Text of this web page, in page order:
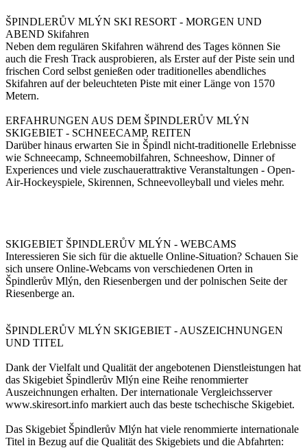
ŠPINDLERŮV MLÝN SKI RESORT - MORGEN UND
ABEND Skifahren
Neben dem regulären Skifahren während des Tages können Sie
auch die Fresh Track ausprobieren, als Erster auf der Piste sein und
frischen Cord selbst genießen oder traditionelles abendliches
Skifahren auf der beleuchteten Piste mit einer Länge von 1570
Metern.
ERFAHRUNGEN AUS DEM ŠPINDLERŮV MLÝN
SKIGEBIET - SCHNEECAMP, REITEN
Darüber hinaus erwarten Sie in Špindl nicht-traditionelle Erlebnisse
wie Schneecamp, Schneemobilfahren, Schneeshow, Dinner of
Experiences und viele zuschauerattraktive Veranstaltungen - Open-
Air-Hockeyspiele, Skirennen, Schneevolleyball und vieles mehr.
SKIGEBIET ŠPINDLERŮV MLÝN - WEBCAMS
Interessieren Sie sich für die aktuelle Online-Situation? Schauen Sie
sich unsere Online-Webcams von verschiedenen Orten in
Špindlerův Mlýn, den Riesenbergen und der polnischen Seite der
Riesenberge an.
ŠPINDLERŮV MLÝN SKIGEBIET - AUSZEICHNUNGEN
UND TITEL
Dank der Vielfalt und Qualität der angebotenen Dienstleistungen hat
das Skigebiet Špindlerův Mlýn eine Reihe renommierter
Auszeichnungen erhalten. Der internationale Vergleichsserver
www.skiresort.info markiert auch das beste tschechische Skigebiet.
Das Skigebiet Špindlerův Mlýn hat viele renommierte internationale
Titel in Bezug auf die Qualität des Skigebiets und die Abfahrten: